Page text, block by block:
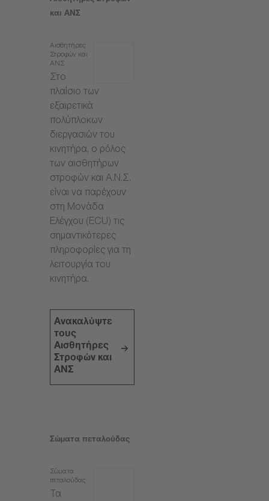
και ΑΝΣ
Αισθητήρες
Στροφών και
ΑΝΣ
Στο
πλαίσιο των
εξαιρετικά
πολύπλοκων
διεργασιών του
κινητήρα, ο ρόλος
των αισθητήρων
στροφών και Α.Ν.Σ.
είναι να παρέχουν
στη Μονάδα
Ελέγχου (ECU) τις
σημαντικότερες
πληροφορίες για τη
λειτουργία του
κινητήρα.
Ανακαλύψτε
τους
Αισθητήρες
Στροφών και
ΑΝΣ
Σώματα πεταλούδας
Σώματα
πεταλούδας
Τα